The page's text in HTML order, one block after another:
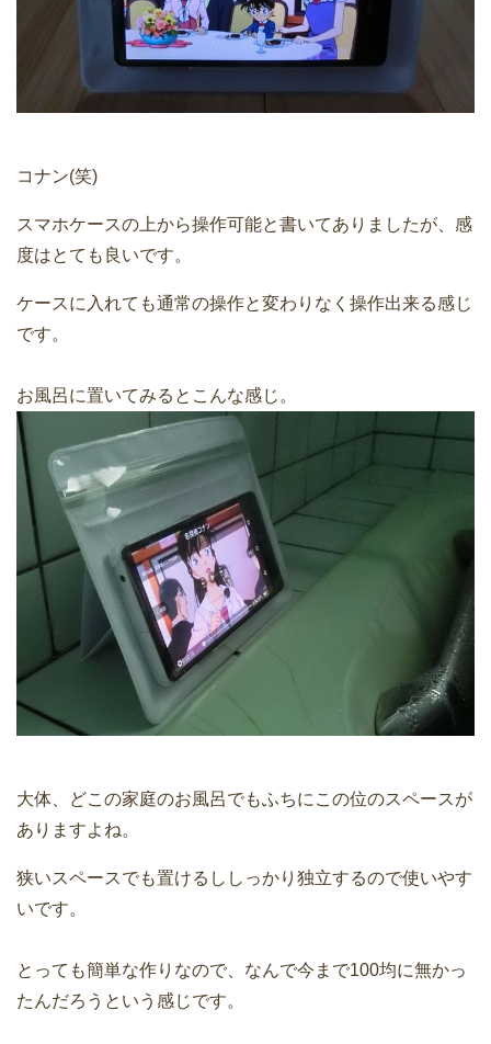
コナン(笑)
スマホケースの上から操作可能と書いてありましたが、感
度はとても良いです。
ケースに入れても通常の操作と変わりなく操作出来る感じ
です。
お風呂に置いてみるとこんな感じ。
大体、どこの家庭のお風呂でもふちにこの位のスペースが
ありますよね。
狭いスペースでも置けるししっかり独立するので使いやす
いです。
とっても簡単な作りなので、なんで今まで100均に無かっ
たんだろうという感じです。